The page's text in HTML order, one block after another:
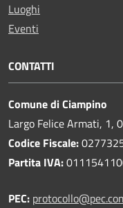
Luoghi
Eventi
CONTATTI
Comune di Ciampino
Largo Felice Armati, 1,
Codice Fiscale:
Partita IVA:
PEC: